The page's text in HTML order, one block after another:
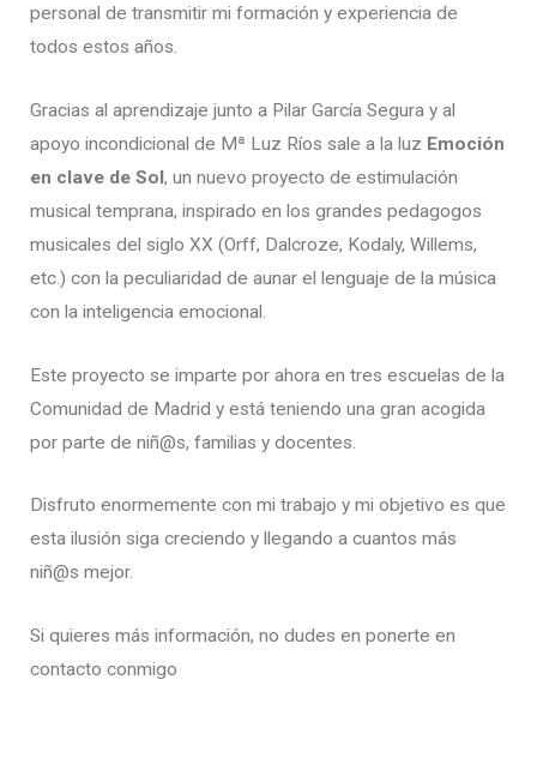
personal de transmitir mi formación y experiencia de
todos estos años.
Gracias al aprendizaje junto a Pilar García Segura y al
apoyo incondicional de Mª Luz Ríos sale a la luz Emoción
en clave de Sol, un nuevo proyecto de estimulación
musical temprana, inspirado en los grandes pedagogos
musicales del siglo XX (Orff, Dalcroze, Kodaly, Willems,
etc.) con la peculiaridad de aunar el lenguaje de la música
con la inteligencia emocional.
Este proyecto se imparte por ahora en tres escuelas de la
Comunidad de Madrid y está teniendo una gran acogida
por parte de niñ@s, familias y docentes.
Disfruto enormemente con mi trabajo y mi objetivo es que
esta ilusión siga creciendo y llegando a cuantos más
niñ@s mejor.
Si quieres más información, no dudes en ponerte en
contacto conmigo